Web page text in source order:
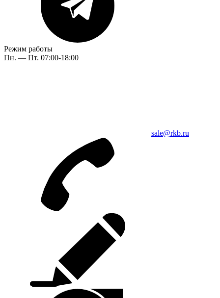
Режим работы
Пн. — Пт. 07:00-18:00
sale@rkb.ru